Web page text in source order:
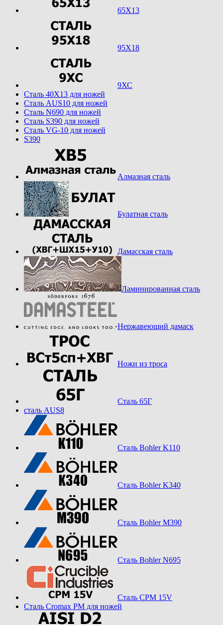
65Х13
95Х18
9ХС
Cталь 40Х13 для ножей
Cталь AUS10 для ножей
Cталь N690 для ножей
Cталь S390 для ножей
Cталь VG-10 для ножей
S390
Алмазная сталь
Булатная сталь
Дамасская сталь
Ламинированная сталь
Нержавеющий дамаск
Ножи из троса
Сталь 65Г
сталь AUS8
Сталь Bohler K110
Сталь Bohler K340
Сталь Bohler M390
Сталь Bohler N695
Сталь CPM 15V
Сталь Cromax PM для ножей